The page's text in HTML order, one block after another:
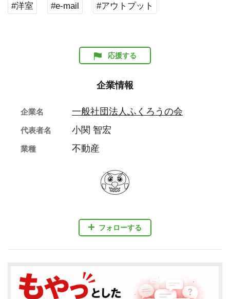
#洋室 #e-mail #アウトプット
応援する
企業情報
フォローする
企業名 一般社団法人ふくろうの会
代表者名 小関 智宏
業種 不動産